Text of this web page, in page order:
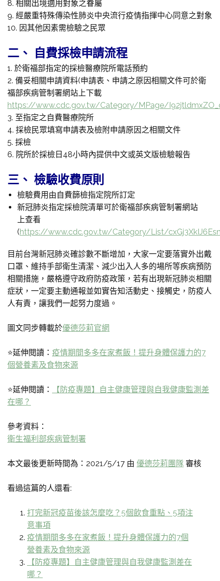
8. 相關出境適用對象之眷屬
9. 經嚴重特殊傳染性肺炎中央流行疫情指揮中心同意之對象
10. 因其他因素需檢驗之民眾
二、 自費採檢申請流程
1. 於衛福部指定的採檢醫療院所電話預約
2. 備妥相關申請資料(申請表、申請之原因相關文件可於衛
福部疾病管制署網站上下載
https://www.cdc.gov.tw/Category/MPage/
3. 至指定之自費醫療院所
4. 採檢民眾填寫申請表及檢附申請原因之相關文件
5. 採檢
6. 院所於採檢日48小時內提供中文或英文版檢驗報告
三、 檢驗收費原則
檢驗費用由自費篩檢指定院所訂定
新冠肺炎指定採檢院清單可於衛福部疾病管制署網站
上查看
(https://www.cdc.gov.tw/Category/List/
目前台灣新冠肺炎確診數不斷增加，大家一定要落實外出戴
口罩、維持手部衛生清潔、減少出入人多的場所等疾病預防
相關措施，嚴格遵守政府防疫政策，若有出現新冠肺炎相關
症狀，一定要主動通報並如實告知活動史、接觸史，防疫人
人有責，讓我們一起努力度過。
圖文同步轉載於優德莎莉官網
⭐延伸閱讀： 疫情期間多多在家煮飯！提升身體保護力的7
個營養素及食物來源
⭐延伸閱讀：
【防疫專題】自主健康管理與自我健康監測差
在哪？
參考資料：
衛生福利部疾病管制署
本文最後更新時間為：2021/5/17 由 優德莎莉團隊 審核
看過這篇的人還看:
打完新冠疫苗後該怎麼吃？5個飲食重點、5項注
意事項
疫情期間多多在家煮飯！提升身體保護力的7個
營養素及食物來源
【防疫專題】自主健康管理與自我健康監測差在
哪？